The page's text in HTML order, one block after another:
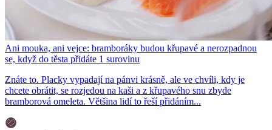
Ani mouka, ani vejce: bramboráky budou křupavé a nerozpadnou
se, když do těsta přidáte 1 surovinu
Znáte to. Placky vypadají na pánvi krásně, ale ve chvíli, kdy je
chcete obrátit, se rozjedou na kaši a z křupavého snu zbyde
bramborová omeleta. Většina lidí to řeší přidáním...